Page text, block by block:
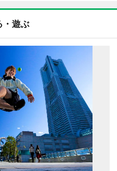
・遊ぶ